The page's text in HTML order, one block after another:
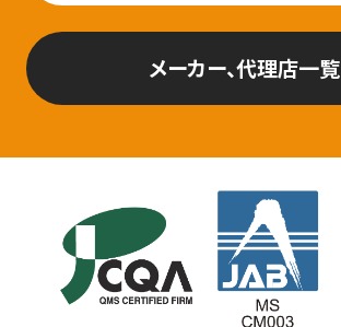
メーカー、代理店一覧